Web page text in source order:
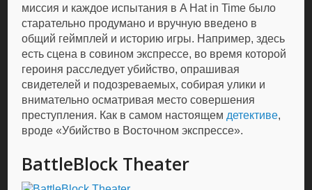
миссия и каждое испытания в A Hat in Time было
старательно продумано и вручную введено в
общий геймплей и историю игры. Например, здесь
есть сцена в совином экспрессе, во время которой
героиня расследует убийство, опрашивая
свидетелей и подозреваемых, собирая улики и
внимательно осматривая место совершения
преступления. Как в самом настоящем детективе,
вроде «Убийство в Восточном экспрессе».
BattleBlock Theater